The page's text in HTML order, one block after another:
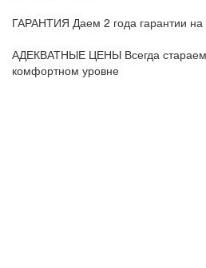
ГАРАНТИЯ Даем 2 года гарантии
АДЕКВАТНЫЕ ЦЕНЫ Всегда
комфортном уровне